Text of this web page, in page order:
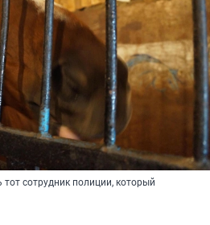
сотрудник полиции, который